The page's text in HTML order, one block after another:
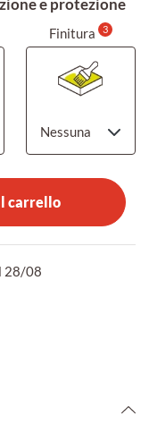
e protezione
Finitura 3
carrello
28/08